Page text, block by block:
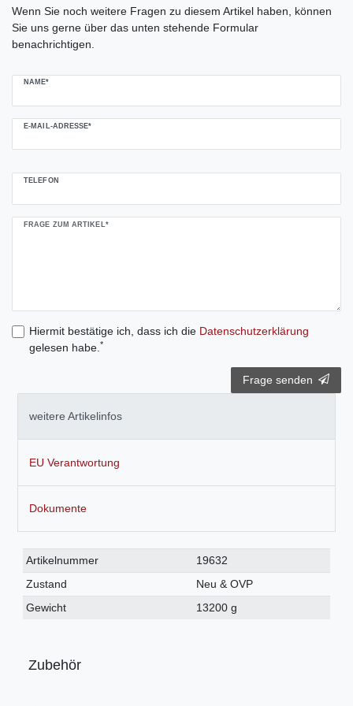
Wenn Sie noch weitere Fragen zu diesem Artikel haben, können
Sie uns gerne über das unten stehende Formular
benachrichtigen.
NAME*
E-MAIL-ADRESSE*
TELEFON
FRAGE ZUM ARTIKEL*
Hiermit bestätige ich, dass ich die Daten­schutz­erklärung
gelesen habe. *
Frage senden
weitere Artikelinfos
EU Verantwortung
Dokumente
Technisches
Merkmal
Wert
Artikelnummer
19632
Zustand
Neu & OVP
Gewicht
13200 g
Zubehör